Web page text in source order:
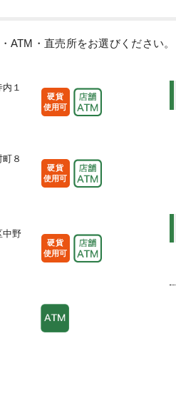
ATM・直売所をお選びください。
１
硬貨
使用可
８
硬貨
使用可
野
硬貨
使用可